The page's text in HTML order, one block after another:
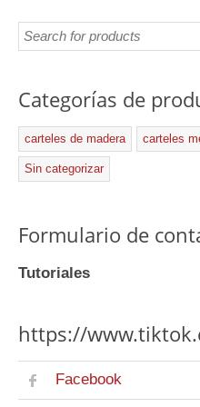
Categorías de
carteles de madera carteles
Sin categorizar
Formulario de
Tutoriales
https://
Facebook